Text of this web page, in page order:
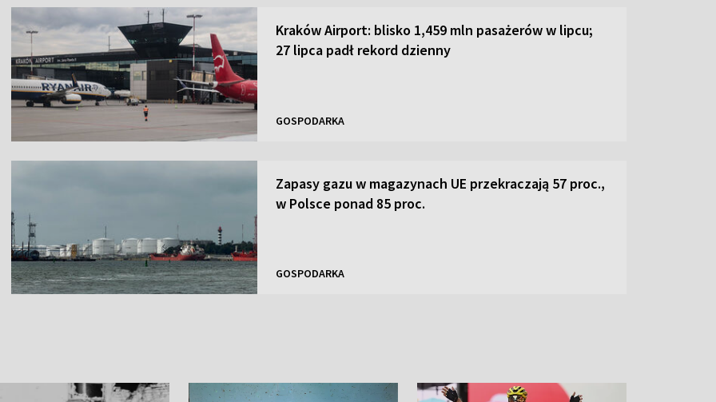
Kraków Airport: blisko 1,459 mln pasażerów w lipcu;
27 lipca padł rekord dzienny
GOSPODARKA
Zapasy gazu w magazynach UE przekraczają 57 proc.,
w Polsce ponad 85 proc.
GOSPODARKA